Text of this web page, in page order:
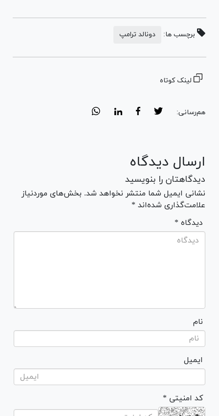
برچسب ها: دونالد ترامپ
لینک کوتاه
هم‌رسانی:
ارسال دیدگاه
دیدگاهتان را بنویسید
نشانی ایمیل شما منتشر نخواهد شد. بخش‌های موردنیاز
علامت‌گذاری شده‌اند *
* دیدگاه
نام
ایمیل
* کد امنیتی